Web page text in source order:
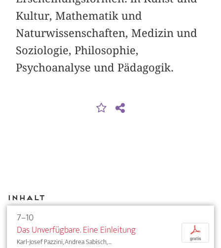
Kultur, Mathematik und
Naturwissenschaften, Medizin und
Soziologie, Philosophie,
Psychoanalyse und Pädagogik.
Inhalt
7–10
Das Unverfügbare. Eine Einleitung
Karl-Josef Pazzini, Andrea Sabisch, ...
p
gratis